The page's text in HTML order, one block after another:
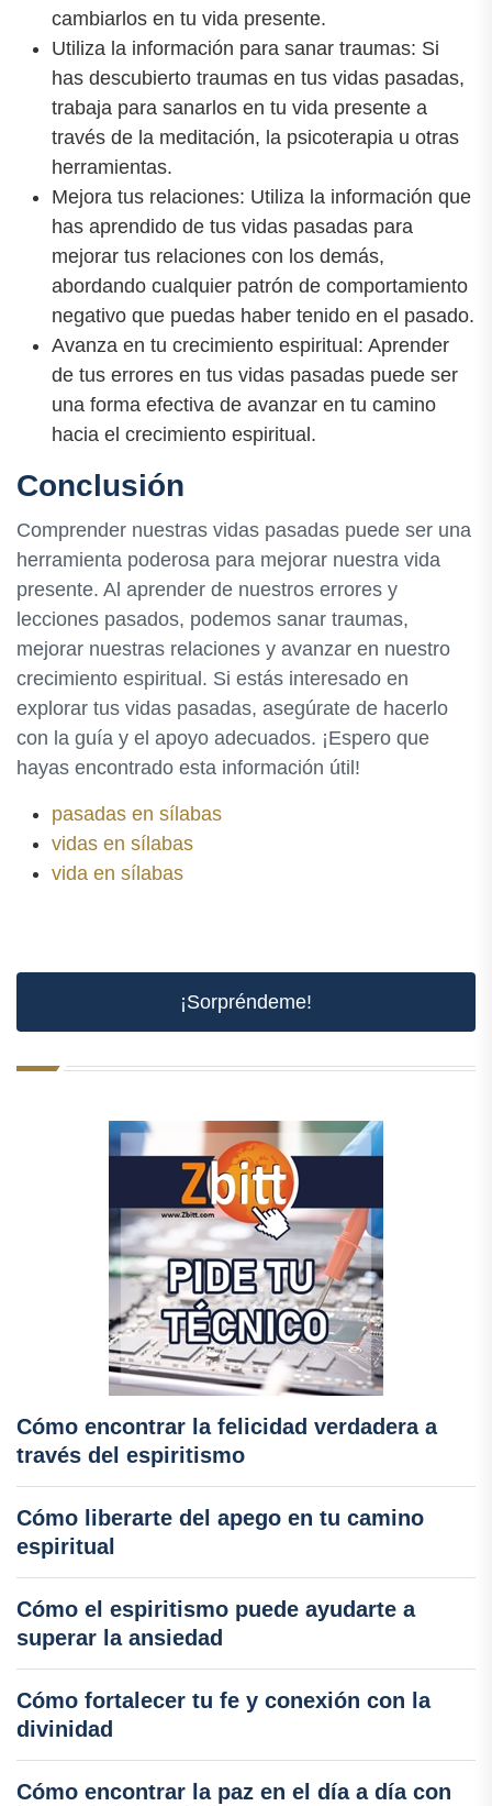
cambiarlos en tu vida presente.
Utiliza la información para sanar traumas: Si
has descubierto traumas en tus vidas pasadas,
trabaja para sanarlos en tu vida presente a
través de la meditación, la psicoterapia u otras
herramientas.
Mejora tus relaciones: Utiliza la información que
has aprendido de tus vidas pasadas para
mejorar tus relaciones con los demás,
abordando cualquier patrón de comportamiento
negativo que puedas haber tenido en el pasado.
Avanza en tu crecimiento espiritual: Aprender
de tus errores en tus vidas pasadas puede ser
una forma efectiva de avanzar en tu camino
hacia el crecimiento espiritual.
Conclusión
Comprender nuestras vidas pasadas puede ser una
herramienta poderosa para mejorar nuestra vida
presente. Al aprender de nuestros errores y
lecciones pasados, podemos sanar traumas,
mejorar nuestras relaciones y avanzar en nuestro
crecimiento espiritual. Si estás interesado en
explorar tus vidas pasadas, asegúrate de hacerlo
con la guía y el apoyo adecuados. ¡Espero que
hayas encontrado esta información útil!
pasadas en sílabas
vidas en sílabas
vida en sílabas
¡Sorpréndeme!
Cómo encontrar la felicidad verdadera a
través del espiritismo
Cómo liberarte del apego en tu camino
espiritual
Cómo el espiritismo puede ayudarte a
superar la ansiedad
Cómo fortalecer tu fe y conexión con la
divinidad
Cómo encontrar la paz en el día a día con